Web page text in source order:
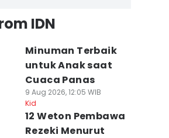
IDN
Minuman Terbaik
untuk Anak saat
Cuaca Panas
9 Aug 2026, 12:05 WIB
Kid
12 Weton Pembawa
Rezeki Menurut